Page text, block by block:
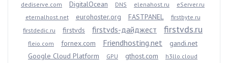
dediserve.com
DigitalOcean DNS elenahost.ru
eServer.ru
eternalhost.net
eurohoster.org FASTPANEL
firstbyte.ru
firstdedic.ru
firstvds firstvds-дайджест firstvds.ru
fleio.com fornex.com Friendhosting.net
gandi.net
Google Cloud Platform
GPU gthost.com h3llo.cloud